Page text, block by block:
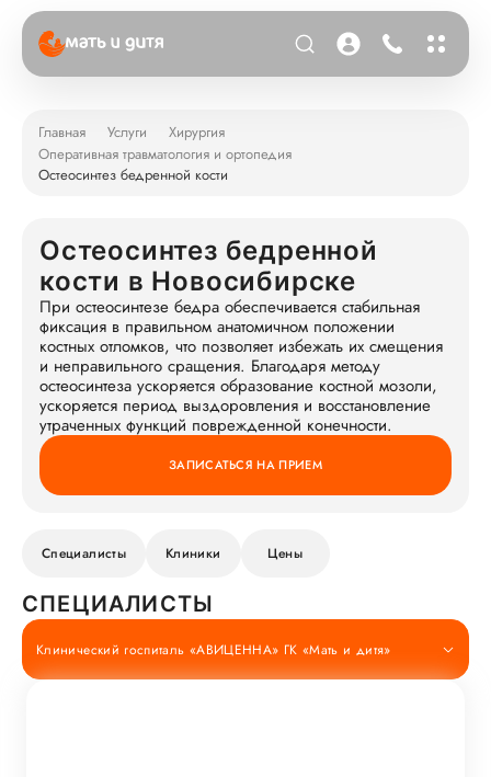
Главная Услуги
Хирургия
Оперативная травматология и ортопедия
Остеосинтез бедренной кости
Остеосинтез бедренной
кости в Новосибирске
При остеосинтезе бедра обеспечивается стабильная
фиксация в правильном анатомичном положении
костных отломков, что позволяет избежать их смещения
и неправильного сращения. Благодаря методу
остеосинтеза ускоряется образование костной мозоли,
ускоряется период выздоровления и восстановление
утраченных функций поврежденной конечности.
ЗАПИСАТЬСЯ НА ПРИЕМ
Специалисты Клиники Цены
СПЕЦИАЛИСТЫ
Клинический госпиталь «АВИЦЕННА» ГК «Мать и дитя»